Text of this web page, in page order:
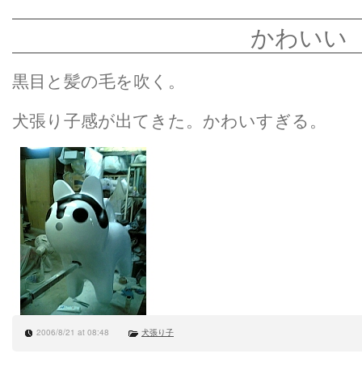
かわいい
黒目と髪の毛を吹く。
犬張り子感が出てきた。かわいすぎる。
2006/8/21 at 08:48 犬張り子